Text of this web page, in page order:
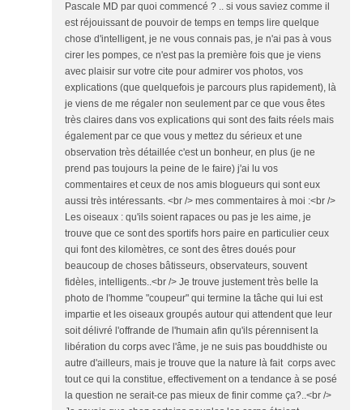
Pascale MD par quoi commencé ? .. si vous saviez comme il
est réjouissant de pouvoir de temps en temps lire quelque
chose d'intelligent, je ne vous connais pas, je n'ai pas à vous
cirer les pompes, ce n'est pas la première fois que je viens
avec plaisir sur votre cite pour admirer vos photos, vos
explications (que quelquefois je parcours plus rapidement), là
je viens de me régaler non seulement par ce que vous êtes
très claires dans vos explications qui sont des faits réels mais
également par ce que vous y mettez du sérieux et une
observation très détaillée c'est un bonheur, en plus (je ne
prend pas toujours la peine de le faire) j'ai lu vos
commentaires et ceux de nos amis blogueurs qui sont eux
aussi très intéressants. <br /> mes commentaires à moi :<br />
Les oiseaux : qu'ils soient rapaces ou pas je les aime, je
trouve que ce sont des sportifs hors paire en particulier ceux
qui font des kilomètres, ce sont des êtres doués pour
beaucoup de choses bâtisseurs, observateurs, souvent
fidèles, intelligents..<br /> Je trouve justement très belle la
photo de l'homme "coupeur" qui termine la tâche qui lui est
impartie et les oiseaux groupés autour qui attendent que leur
soit délivré l'offrande de l'humain afin qu'ils pérennisent la
libération du corps avec l'âme, je ne suis pas bouddhiste ou
autre d'ailleurs, mais je trouve que la nature là fait corps avec
tout ce qui la constitue, effectivement on a tendance à se posé
la question ne serait-ce pas mieux de finir comme ça?..<br />